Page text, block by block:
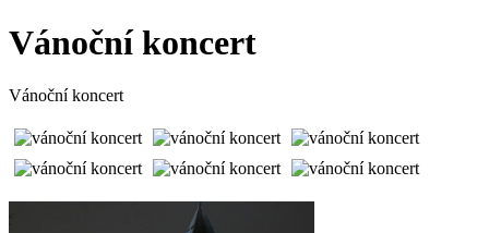
Vánoční koncert
Vánoční koncert